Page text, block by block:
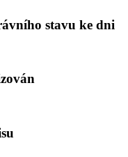
stavu ke dni